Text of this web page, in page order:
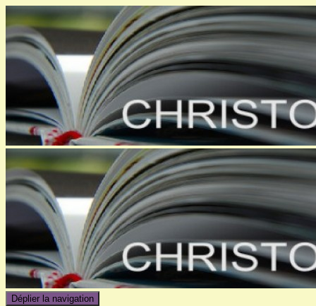
Déplier la navigation